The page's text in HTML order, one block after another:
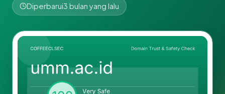
Diperbarui3 bulan yang lalu